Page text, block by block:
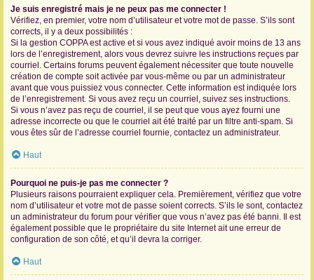
Je suis enregistré mais je ne peux pas me connecter !
Vérifiez, en premier, votre nom d’utilisateur et votre mot de passe. S’ils sont
corrects, il y a deux possibilités :
Si la gestion COPPA est active et si vous avez indiqué avoir moins de 13 ans
lors de l’enregistrement, alors vous devrez suivre les instructions reçues par
courriel. Certains forums peuvent également nécessiter que toute nouvelle
création de compte soit activée par vous-même ou par un administrateur
avant que vous puissiez vous connecter. Cette information est indiquée lors
de l’enregistrement. Si vous avez reçu un courriel, suivez ses instructions.
Si vous n’avez pas reçu de courriel, il se peut que vous ayez fourni une
adresse incorrecte ou que le courriel ait été traité par un filtre anti-spam. Si
vous êtes sûr de l’adresse courriel fournie, contactez un administrateur.
Haut
Pourquoi ne puis-je pas me connecter ?
Plusieurs raisons pourraient expliquer cela. Premièrement, vérifiez que votre
nom d’utilisateur et votre mot de passe soient corrects. S’ils le sont, contactez
un administrateur du forum pour vérifier que vous n’avez pas été banni. Il est
également possible que le propriétaire du site Internet ait une erreur de
configuration de son côté, et qu’il devra la corriger.
Haut